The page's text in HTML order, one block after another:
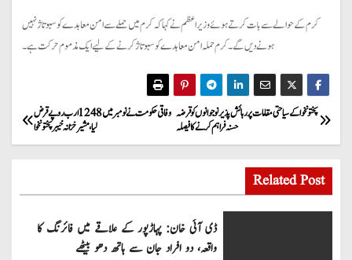
کرم کے حوالے سے بات کرتے ہوئے وزیر اعظم نے کہا کہ کرم میں حملے سے امن معاہدے کو سبوتاژ نہیں
ہونے دیں گے۔ کرم حملہ امن معاہدے کو سبوتاژ کرنے کے لیے ایک مذموم حرکت ہے۔
P
o
s
t
وفاقی حکومت نے نومبر میں 1248 ارب روپے قرض
لیا، مشیر خزانہ خیبرپختونخوا
پختونخوا کے سیاحتی مقامات پر رہائش پذیر نوجوانوں کو قرضہ
حسنہ فراہم کرنے کا فیصلہ
Related Post
ڈی آئی خان: پہاڑپور کے علاقے میں فائرنگ کا
واقعہ، دو افراد جان سے ہاتھ دھو بیٹھے